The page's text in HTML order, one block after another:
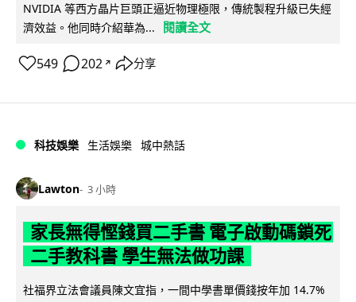
NVIDIA 等西方晶片巨頭正逼近物理極限，傳統製程升級已失經
濟效益。他同時介紹華為...
閱讀全文
549 202 ↗ 分享
科技娛樂 生活娛樂 城中熱話
Lawton 3 小時
家長無得慳錢買二手書 電子啟動碼鎖死
二手教科書 學生無法做功課
社福界立法會議員陳文宜指，一間中學書單價錢按年加 14.7%